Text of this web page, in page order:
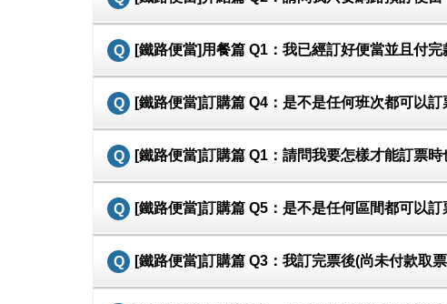
[鐵路便當]用餐篇 Q1：我已經訂好便當並且付
[鐵路便當]訂購篇 Q4：是不是任何班次都可以訂
[鐵路便當]訂購篇 Q1：請問我要怎樣才能訂票時
[鐵路便當]訂購篇 Q5：是不是任何區間都可以訂
[鐵路便當]訂購篇 Q3：我訂完票後(尚未付款取